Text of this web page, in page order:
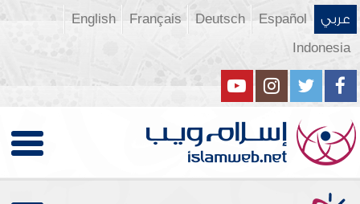
عربي Español
Deutsch
Français
English
Indonesia